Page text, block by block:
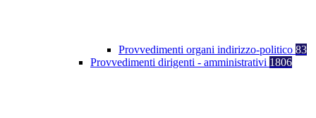
Provvedimenti organi indirizzo-politico 83
Provvedimenti dirigenti - amministrativi 1806